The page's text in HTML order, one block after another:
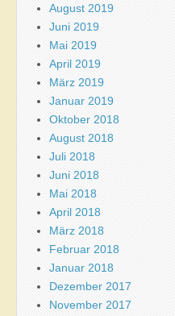
August 2019
Juni 2019
Mai 2019
April 2019
März 2019
Januar 2019
Oktober 2018
August 2018
Juli 2018
Juni 2018
Mai 2018
April 2018
März 2018
Februar 2018
Januar 2018
Dezember 2017
November 2017